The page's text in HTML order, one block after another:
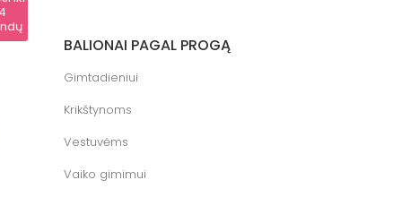
BALIONAI PAGAL PROGĄ
Gimtadieniui
Krikštynoms
Vestuvėms
Vaiko gimimui